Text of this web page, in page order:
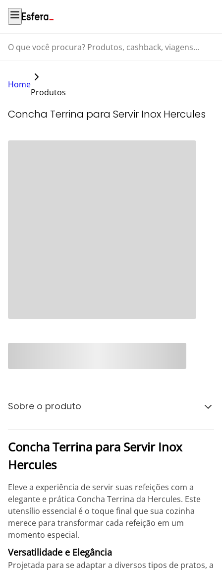
O que você procura? Produtos, cashback, viagens...
Home
Produtos
Concha Terrina para Servir Inox Hercules
Sobre o produto
Concha Terrina para Servir Inox
Hercules
Eleve a experiência de servir suas refeições com a
elegante e prática Concha Terrina da Hercules. Este
utensílio essencial é o toque final que sua cozinha
merece para transformar cada refeição em um
momento especial.
Versatilidade e Elegância
Projetada para se adaptar a diversos tipos de pratos, a